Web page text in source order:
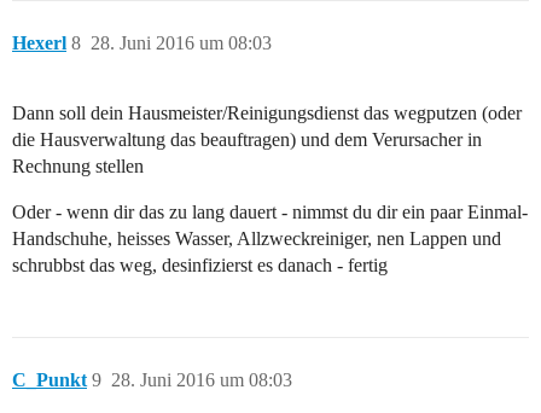
Hexerl 28. Juni 2016 um 08:03
8
Dann soll dein Hausmeister/Reinigungsdienst das wegputzen (oder
die Hausverwaltung das beauftragen) und dem Verursacher in
Rechnung stellen
Oder - wenn dir das zu lang dauert - nimmst du dir ein paar Einmal-
Handschuhe, heisses Wasser, Allzweckreiniger, nen Lappen und
schrubbst das weg, desinfizierst es danach - fertig
C_Punkt 28. Juni 2016 um 08:03
9